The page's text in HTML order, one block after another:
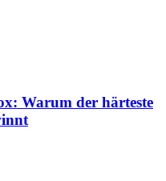
Warum der härteste